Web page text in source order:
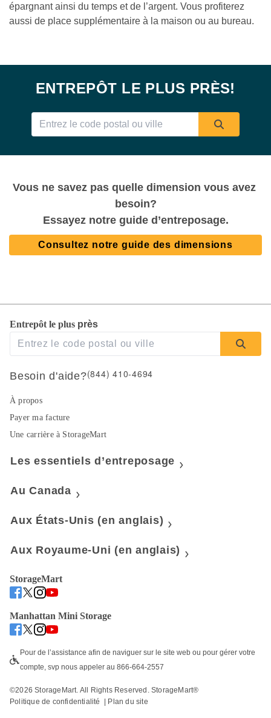
épargnant ainsi du temps et de l’argent. Vous profiterez
aussi de place supplémentaire à la maison ou au bureau.
ENTREPÔT LE PLUS PRÈS!
Vous ne savez pas quelle dimension vous avez
besoin?
Essayez notre guide d’entreposage.
Consultez notre guide des dimensions
Entrepôt le plus près
Besoin d'aide?(844) 410-4694
À propos
Payer ma facture
Une carrière à StorageMart
Les essentiels d’entreposage
Au Canada
Aux États-Unis (en anglais)
Aux Royaume-Uni (en anglais)
StorageMart
Manhattan Mini Storage
Pour de l’assistance afin de naviguer sur le site web ou pour gérer votre
compte, svp nous appeler au 866-664-2557
©2026 StorageMart. All Rights Reserved. StorageMart®
Politique de confidentialité
Plan du site